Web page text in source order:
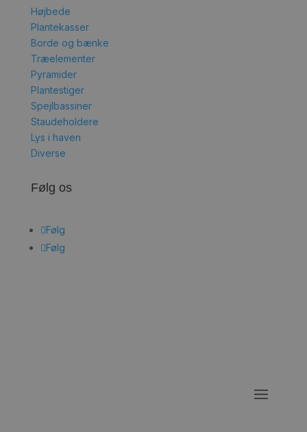
Højbede
Plantekasser
Borde og bænke
Træelementer
Pyramider
Plantestiger
Spejlbassiner
Staudeholdere
Lys i haven
Diverse
Følg os
Følg
Følg